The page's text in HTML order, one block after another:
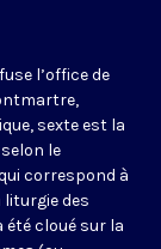
l’office de
sexte est la
le
correspond à
liturgie des
été cloué sur la